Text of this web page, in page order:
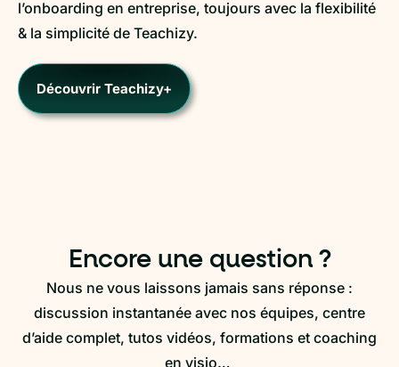
l’onboarding en entreprise, toujours avec la flexibilité
& la simplicité de Teachizy.
Découvrir Teachizy+
Encore une question ?
Nous ne vous laissons jamais sans réponse :
discussion instantanée avec nos équipes, centre
d’aide complet, tutos vidéos, formations et coaching
en visio…